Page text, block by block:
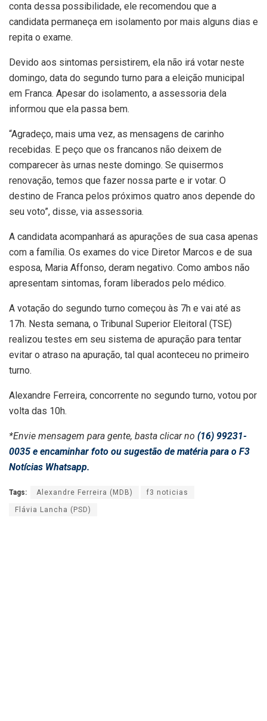
conta dessa possibilidade, ele recomendou que a
candidata permaneça em isolamento por mais alguns dias e
repita o exame.
Devido aos sintomas persistirem, ela não irá votar neste
domingo, data do segundo turno para a eleição municipal
em Franca. Apesar do isolamento, a assessoria dela
informou que ela passa bem.
“Agradeço, mais uma vez, as mensagens de carinho
recebidas. E peço que os francanos não deixem de
comparecer às urnas neste domingo. Se quisermos
renovação, temos que fazer nossa parte e ir votar. O
destino de Franca pelos próximos quatro anos depende do
seu voto”, disse, via assessoria.
A candidata acompanhará as apurações de sua casa apenas
com a família. Os exames do vice Diretor Marcos e de sua
esposa, Maria Affonso, deram negativo. Como ambos não
apresentam sintomas, foram liberados pelo médico.
A votação do segundo turno começou às 7h e vai até as
17h. Nesta semana, o Tribunal Superior Eleitoral (TSE)
realizou testes em seu sistema de apuração para tentar
evitar o atraso na apuração, tal qual aconteceu no primeiro
turno.
Alexandre Ferreira, concorrente no segundo turno, votou por
volta das 10h.
*Envie mensagem para gente, basta clicar no (16) 99231-
0035 e encaminhar foto ou sugestão de matéria para o F3
Notícias Whatsapp.
Tags: Alexandre Ferreira (MDB) f3 noticias
Flávia Lancha (PSD)